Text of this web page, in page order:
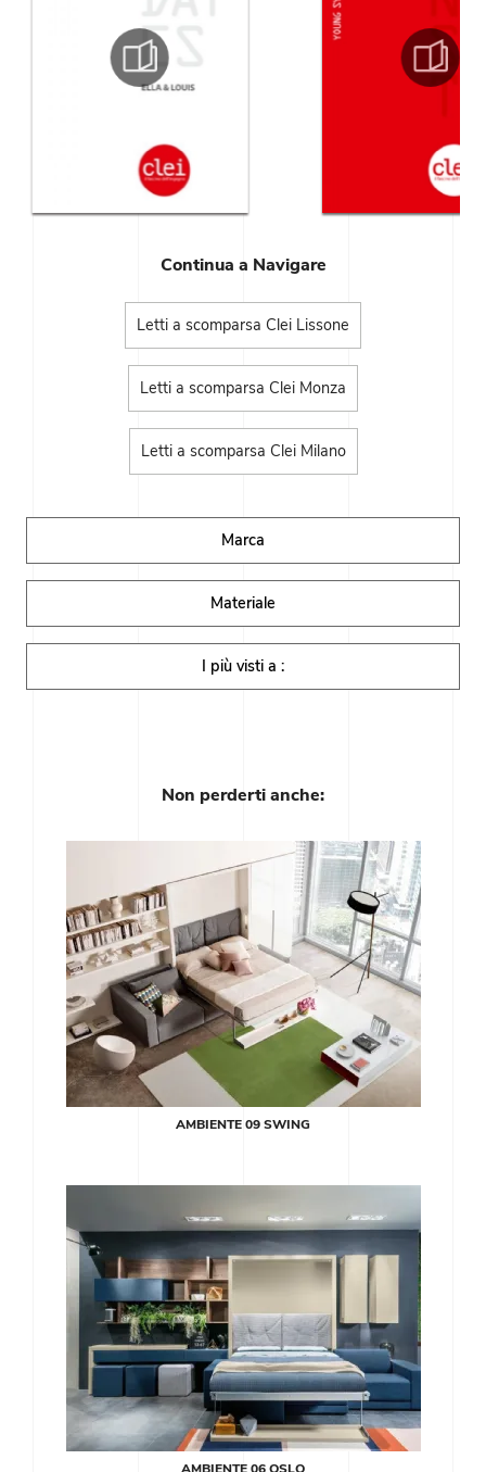
Continua a Navigare
Letti a scomparsa Clei Lissone
Letti a scomparsa Clei Monza
Letti a scomparsa Clei Milano
Marca
Materiale
I più visti a :
Non perderti anche:
AMBIENTE 09 SWING